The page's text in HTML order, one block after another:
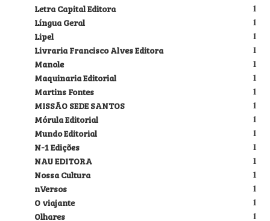
1
Letra Capital Editora
1
Língua Geral
1
Lipel
1
Livraria Francisco Alves Editora
1
Manole
1
Maquinaria Editorial
1
Martins Fontes
1
MISSÃO SEDE SANTOS
1
Mórula Editorial
1
Mundo Editorial
1
N-1 Edições
1
NAU EDITORA
1
Nossa Cultura
1
nVersos
1
O viajante
1
Olhares